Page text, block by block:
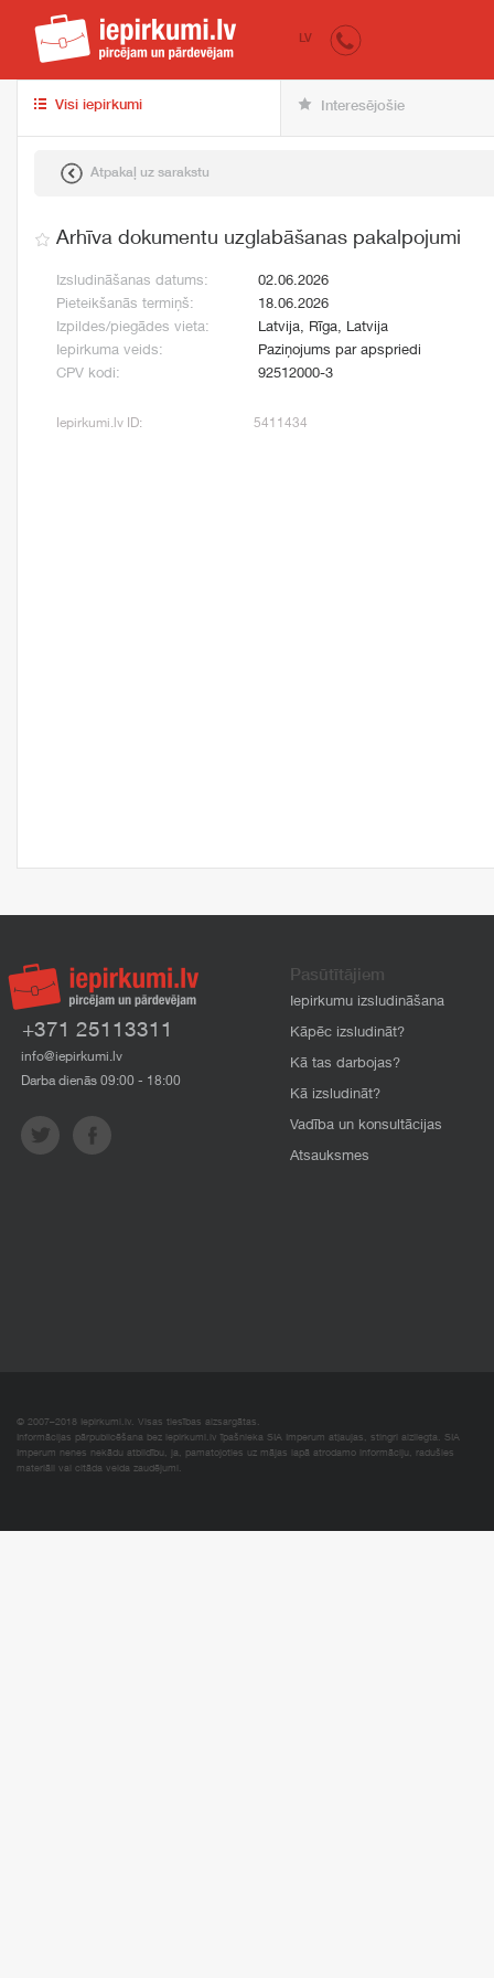
iepirkumi.lv
LV
Visi iepirkumi Interesējošie
Atpakaļ uz sarakstu
Arhīva dokumentu uzglabāšanas pakalpojumi
Izsludināšanas datums:
02.06.2026
Pieteikšanās termiņš:
18.06.2026
Izpildes/piegādes vieta:
Latvija, Rīga, Latvija
Iepirkuma veids:
Paziņojums par apspriedi
CPV kodi:
92512000-3
Iepirkumi.lv ID: 5411434
+371 25113311
info@iepirkumi.lv
Darba dienās 09:00 - 18:00
Pasūtītājiem
Iepirkumu izsludināšana
Kāpēc izsludināt?
Kā tas darbojas?
Kā izsludināt?
Vadība un konsultācijas
Atsauksmes
© 2007–2018 Iepirkumi.lv. Visas tiesības aizsargātas.
Informācijas pārpublicēšana bez iepirkumi.lv īpašnieka SIA Imperum atļaujas, stingri aizliegta. SIA
Imperum nenes nekādu atbildību, ja, pamatojoties uz mājas lapā atrodamo informāciju, radušies
materiāli vai citāda veida zaudējumi.